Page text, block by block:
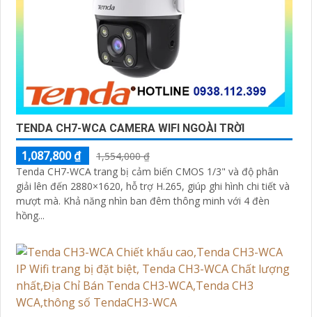
TENDA CH7-WCA CAMERA WIFI NGOÀI TRỜI
1,087,800 ₫
1,554,000 ₫
Tenda CH7-WCA trang bị cảm biến CMOS 1/3" và độ phân
giải lên đến 2880×1620, hỗ trợ H.265, giúp ghi hình chi tiết và
mượt mà. Khả năng nhìn ban đêm thông minh với 4 đèn
hồng...